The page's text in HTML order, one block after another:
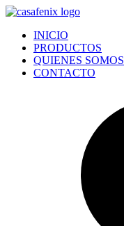
Ir
contenidoINICIO
PRODUCTOS
QUIENES SOMOS
CONTACTO